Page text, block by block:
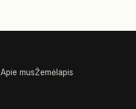
Apie musŽemėlapis